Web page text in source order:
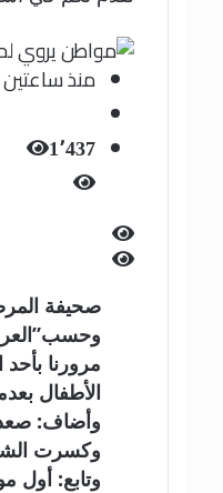
منذ ساعتين
1٬437
صحيفة المرصد: روى مواطن
مرورنا
الأطفال
وأضاف:
وكسرت
وتابع: أول